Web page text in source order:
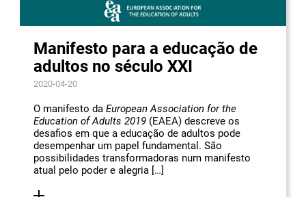
Manifesto para a educação de
adultos no século XXI
2020-04-20
O manifesto da European Association for the
Education of Adults 2019 (EAEA) descreve os
desafios em que a educação de adultos pode
desempenhar um papel fundamental. São
possibilidades transformadoras num manifesto
atual pelo poder e alegria […]